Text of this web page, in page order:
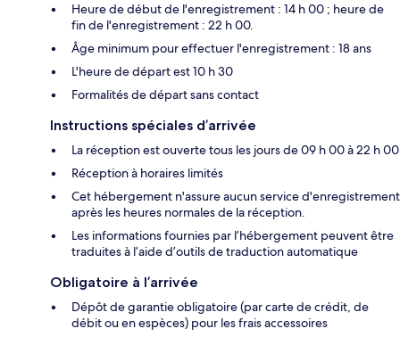
Heure de début de l'enregistrement : 14 h 00 ; heure de
fin de l'enregistrement : 22 h 00.
Âge minimum pour effectuer l'enregistrement : 18 ans
L'heure de départ est 10 h 30
Formalités de départ sans contact
Instructions spéciales d’arrivée
La réception est ouverte tous les jours de 09 h 00 à 22 h 00
Réception à horaires limités
Cet hébergement n'assure aucun service d'enregistrement
après les heures normales de la réception.
Les informations fournies par l’hébergement peuvent être
traduites à l’aide d’outils de traduction automatique
Obligatoire à l’arrivée
Dépôt de garantie obligatoire (par carte de crédit, de
débit ou en espèces) pour les frais accessoires